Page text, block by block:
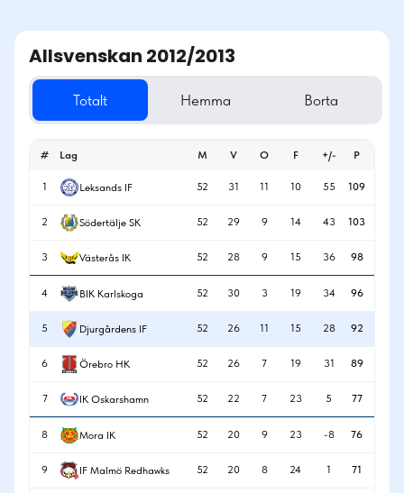
Allsvenskan 2012/2013
Totalt Hemma Borta
# Lag M V O F +/- P
1 Leksands IF 52 31 11 10 55 109
2 Södertälje SK 52 29 9 14 43 103
3 Västerås IK 52 28 9 15 36 98
4 BIK Karlskoga 52 30 3 19 34 96
5 Djurgårdens IF 52 26 11 15 28 92
6 Örebro HK 52 26 7 19 31 89
7 IK Oskarshamn 52 22 7 23 5 77
8 Mora IK 52 20 9 23 -8 76
9 IF Malmö Redhawks 52 20 8 24 1 71